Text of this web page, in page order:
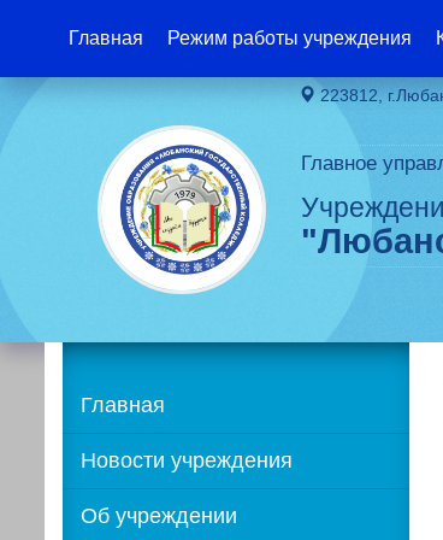
Главная Режим работы учреждения
223812,
Главное
Главная
Новости учреждения
Об учреждении